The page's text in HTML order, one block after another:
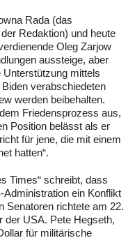
Rada (das
Redaktion) und heute
Oleg Zarjow
aussteige, aber
Unterstützung mittels
verabschiedeten
werden beibehalten.
Friedensprozess aus,
Position belässt als er
für jene, die mit einem
hatten“.
Times“ schreibt, dass
ein Konflikt
Senatoren richtete am 22.
der USA. Pete Hegseth,
für militärische